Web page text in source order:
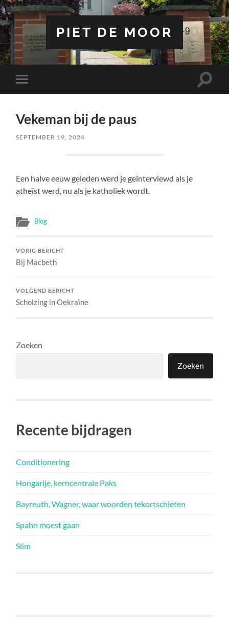
PIET DE MOOR
Toggle
mobiel
Toggle
Vekeman bij de paus
SEPTEMBER 19, 2024
Een halve eeuw geleden werd je geïnterviewd als je
atheïst werd, nu als je katholiek wordt.
Blog
VORIG BERICHT
Bij Macbeth
VOLGEND BERICHT
Scholzing in Oekraïne
Zoeken
Zoeken
Recente bijdragen
Conditionering
Hongarije, kerncentrale Paks
Bayreuth, Wagner, waar woorden tekortschieten
Spahn moest gaan
Slim